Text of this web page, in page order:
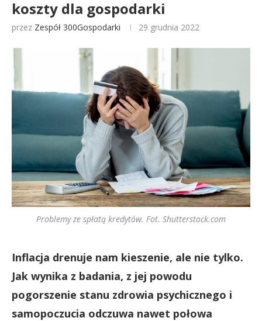
koszty dla gospodarki
przez Zespół 300Gospodarki 29 grudnia 2022
Problemy ze spłatą kredytów. Fot. Shutterstock.com
Inflacja drenuje nam kieszenie, ale nie tylko.
Jak wynika z badania, z jej powodu
pogorszenie stanu zdrowia psychicznego i
samopoczucia odczuwa nawet połowa